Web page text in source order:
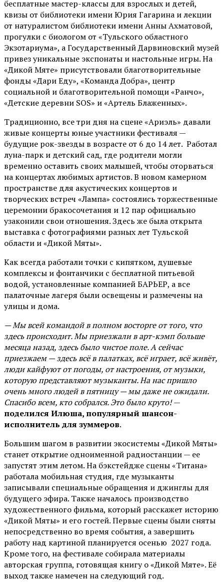
бесплатные мастер-классы для взрослых и детей,
квизы от библиотеки имени Юрия Гагарина и лекции
от натуралистом библиотеки имени Анны Ахматовой,
прогулки с биологом от «Тульского областного
Экзотариума», а Государственный Дарвиновский музей
привез уникальные экспонаты и настольные игры. На
«Дикой Мяте» присутствовали благотворительные
фонды «Дари Еду», «Команда Добра», центр
социальной и благотворительной помощи «Ранчо»,
«Детские деревни SOS» и «Артель Блаженных».
Традиционно, все три дня на сцене«Ариэль» давали
живые концерты юные участники фестиваля —
будущие рок-звезды в возрасте от 6 до 14 лет. Работал
луна-парк и детский сад, где родители могли
временно оставить своих малышей, чтобы оторваться
на концертах любимых артистов. В новом камерном
пространстве для акустических концертов и
творческих встреч «Лампа» состоялись торжественные
церемонии бракосочетания и 12 пар официально
узаконили свои отношения. Здесь же была открыта
выставка с фотографиями разных лет Тульской
области и «Дикой Мяты».
Как всегда работали точки с кипятком, душевые
комплексы и фонтанчики с бесплатной питьевой
водой, установленные компанией БАРЬЕР, а все
палаточные лагеря были освещены и размечены на
улицы и дома.
— Мы всей командой в полном восторге от того, что
здесь происходит. Мы приезжали в арт-кэмп больше
месяца назад, здесь было чистое поле. А сейчас
приезжаем — здесь всё в палатках, всё играет, всё живёт,
люди кайфуют от погоды, от настроения, от музыки,
которую представляют музыканты. На нас пришло
очень много людей в пятницу — мы даже не ожидали.
Спасибо всем, кто собрался. Это было круто!—
поделился Илюша, популярный шансон-
исполнитель для зуммеров.
Большим шагом в развитии экосистемы «Дикой Мяты»
станет открытие одноименной радиостанции — ее
запустят этим летом. На бэкстейдже сцены «Титана»
работала мобильная студия, где музыканты
записывали специальные обращения и джинглы для
будущего эфира. Также началось производство
художественного фильма, который расскажет историю
«Дикой Мяты» и его гостей. Первые сцены были сняты
непосредственно во время события, а завершить
работу над картиной планируется осенью 2027 года.
Кроме того, на фестивале собирала материалы
авторская группа, готовящая книгу о «Дикой Мяте». Её
выход также намечен на следующий год.